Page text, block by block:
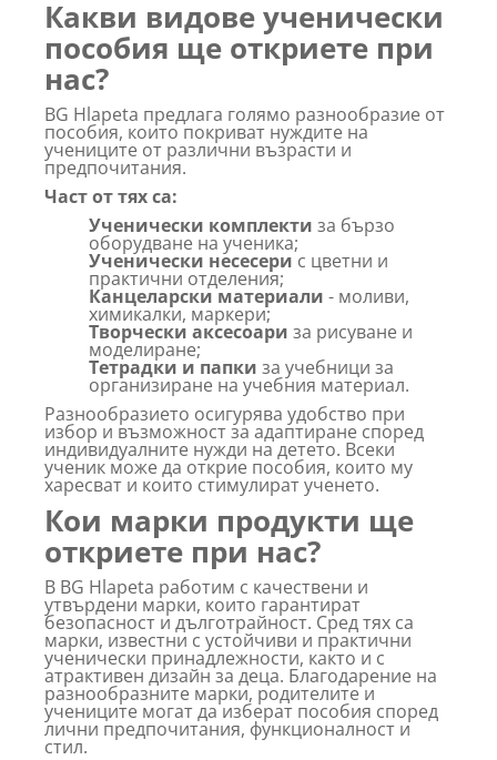
Какви видове ученически
пособия ще откриете при
нас?
BG Hlapeta предлага голямо разнообразие от
пособия, които покриват нуждите на
учениците от различни възрасти и
предпочитания.
Част от тях са:
Ученически комплекти за бързо
оборудване на ученика;
Ученически несесери с цветни и
практични отделения;
Канцеларски материали - моливи,
химикалки, маркери;
Творчески аксесоари за рисуване и
моделиране;
Тетрадки и папки за учебници за
организиране на учебния материал.
Разнообразието осигурява удобство при
избор и възможност за адаптиране според
индивидуалните нужди на детето. Всеки
ученик може да открие пособия, които му
харесват и които стимулират ученето.
Кои марки продукти ще
откриете при нас?
В BG Hlapeta работим с качествени и
утвърдени марки, които гарантират
безопасност и дълготрайност. Сред тях са
марки, известни с устойчиви и практични
ученически принадлежности, както и с
атрактивен дизайн за деца. Благодарение на
разнообразните марки, родителите и
учениците могат да изберат пособия според
лични предпочитания, функционалност и
стил.